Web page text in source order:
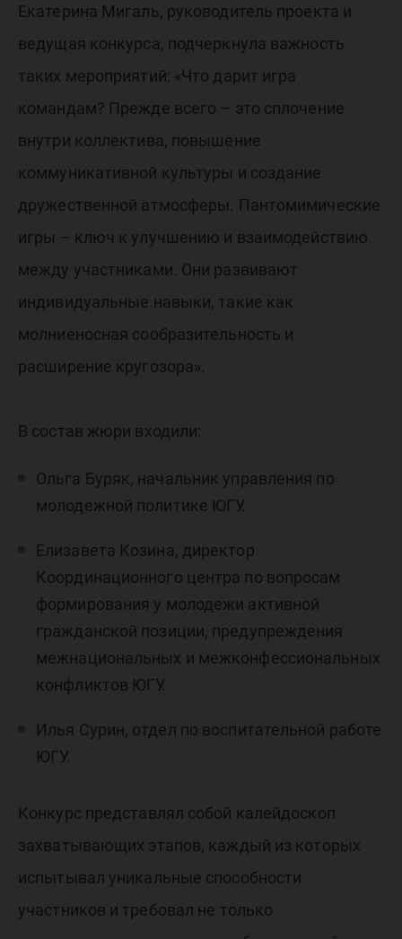
Екатерина Мигаль, руководитель проекта и
ведущая конкурса, подчеркнула важность
таких мероприятий: «Что дарит игра
командам? Прежде всего – это сплочение
внутри коллектива, повышение
коммуникативной культуры и создание
дружественной атмосферы. Пантомимические
игры – ключ к улучшению и взаимодействию
между участниками. Они развивают
индивидуальные навыки, такие как
молниеносная сообразительность и
расширение кругозора».
В состав жюри входили:
Ольга Буряк, начальник управления по
молодежной политике ЮГУ.
Елизавета Козина, директор
Координационного центра по вопросам
формирования у молодежи активной
гражданской позиции, предупреждения
межнациональных и межконфессиональных
конфликтов ЮГУ.
Илья Сурин, отдел по воспитательной работе
ЮГУ.
Конкурс представлял собой калейдоскоп
захватывающих этапов, каждый из которых
испытывал уникальные способности
участников и требовал не только